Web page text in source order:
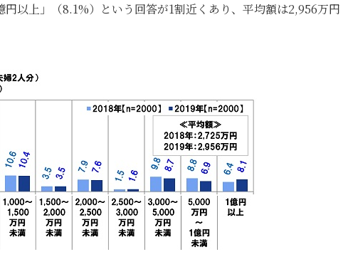
以上」（8.1%）という回答が1割近くあり、平均額は2,956万円